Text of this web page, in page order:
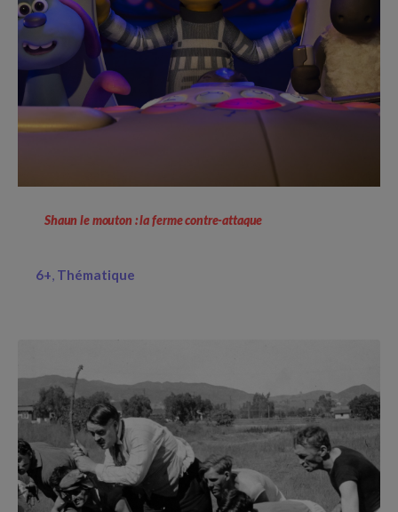
Shaun le mouton : la ferme contre-attaque
6+ Thématique